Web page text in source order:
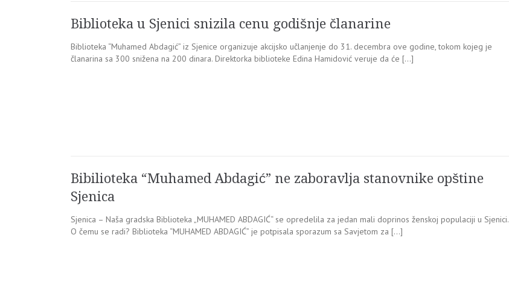
Biblioteka u Sjenici snizila cenu godišnje članarine
Biblioteka “Muhamed Abdagić” iz Sjenice organizuje akcijsko učlanjenje do 31. decembra ove godine, tokom kojeg je
članarina sa 300 snižena na 200 dinara. Direktorka biblioteke Edina Hamidović veruje da će […]
Bibilioteka “Muhamed Abdagić” ne zaboravlja stanovnike opštine
Sjenica
Sjenica – Naša gradska Biblioteka „MUHAMED ABDAGIĆ“ se opredelila za jedan mali doprinos ženskoj populaciji u Sjenici.
O čemu se radi? Biblioteka “MUHAMED ABDAGIĆ” je potpisala sporazum sa Savjetom za […]